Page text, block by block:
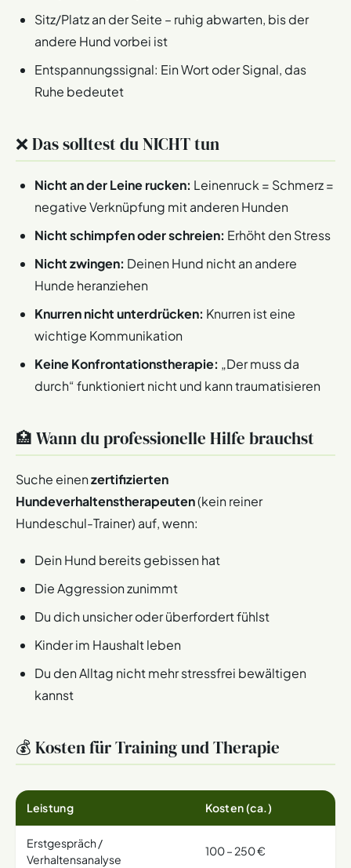
Sitz/Platz an der Seite – ruhig abwarten, bis der
andere Hund vorbei ist
Entspannungssignal: Ein Wort oder Signal, das
Ruhe bedeutet
❌ Das solltest du NICHT tun
Nicht an der Leine rucken: Leinenruck = Schmerz =
negative Verknüpfung mit anderen Hunden
Nicht schimpfen oder schreien: Erhöht den Stress
Nicht zwingen: Deinen Hund nicht an andere
Hunde heranziehen
Knurren nicht unterdrücken: Knurren ist eine
wichtige Kommunikation
Keine Konfrontationstherapie: „Der muss da
durch“ funktioniert nicht und kann traumatisieren
🏥 Wann du professionelle Hilfe brauchst
Suche einenzertifizierten
Hundeverhaltenstherapeuten(kein reiner
Hundeschul-Trainer) auf, wenn:
Dein Hund bereits gebissen hat
Die Aggression zunimmt
Du dich unsicher oder überfordert fühlst
Kinder im Haushalt leben
Du den Alltag nicht mehr stressfrei bewältigen
kannst
💰 Kosten für Training und Therapie
Leistung Kosten (ca.)
Erstgespräch /
Verhaltensanalyse
100 – 250 €